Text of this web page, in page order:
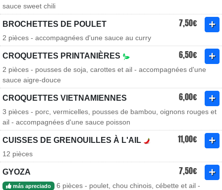
sauce sweet chili
BROCHETTES DE POULET 7,50€
2 pièces - accompagnées d'une sauce au curry
CROQUETTES PRINTANIÈRES 6,50€
2 pièces - pousses de soja, carottes et ail - accompagnées d'une
sauce aigre-douce
CROQUETTES VIETNAMIENNES 6,00€
3 pièces - porc, vermicelles, pousses de bambou, oignons rouges et
ail - accompagnées d'une sauce poisson
CUISSES DE GRENOUILLES À L'AIL 11,00€
12 pièces
GYOZA 7,50€
más apreciado
6 pièces - poulet, chou chinois, cébette et ail -